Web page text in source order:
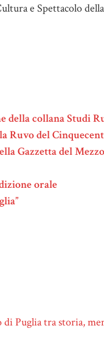
e Spettacolo
della collana Studi
Ruvo del
Gazzetta del
orale
Puglia tra storia,